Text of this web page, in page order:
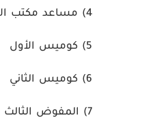
4) مساعد مكتب
5) كوميس الأول
6) كوميس الثاني
7) المفوض الثالث